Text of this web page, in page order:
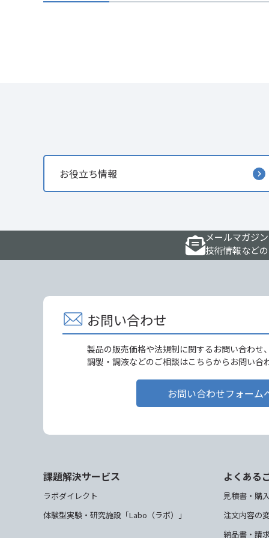
お役立ち情報
メールマガジ
技術情報など
お問い合わせ
製品の販売価格や法規制に関するお問い合わせ
調製・調液などのご相談はこちらからお問い合
お問い合わせフォーム
課題解決サービス
ラボダイレクト
体験型実験・研究施設「Labo（ラボ）」
よくある
見積書・購
注文内容の
納品書・請